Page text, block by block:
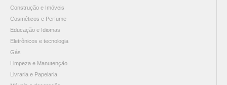
Construção e Imóveis
Cosméticos e Perfume
Educação e Idiomas
Eletrônicos e tecnologia
Gás
Limpeza e Manutenção
Livraria e Papelaria